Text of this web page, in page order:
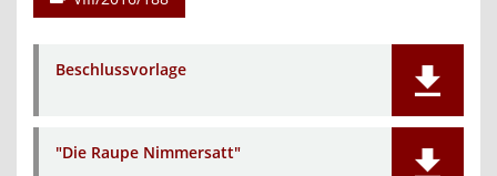
Beschlussvorlage
"Die Raupe Nimmersatt"